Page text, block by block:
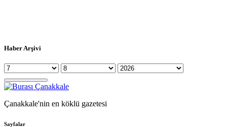
Haber Arşivi
Çanakkale'nin en köklü gazetesi
Sayfalar